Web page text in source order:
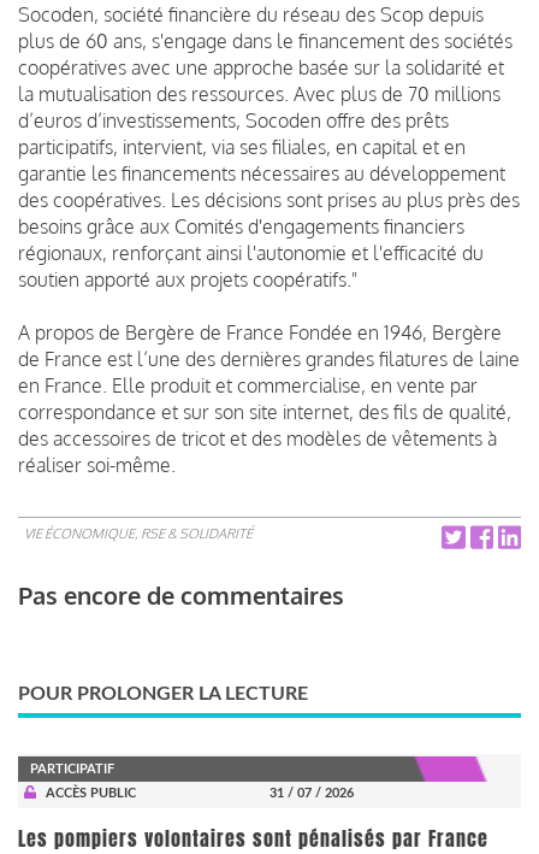
Socoden, société financière du réseau des Scop depuis
plus de 60 ans, s'engage dans le financement des sociétés
coopératives avec une approche basée sur la solidarité et
la mutualisation des ressources. Avec plus de 70 millions
d’euros d’investissements, Socoden offre des prêts
participatifs, intervient, via ses filiales, en capital et en
garantie les financements nécessaires au développement
des coopératives. Les décisions sont prises au plus près des
besoins grâce aux Comités d'engagements financiers
régionaux, renforçant ainsi l'autonomie et l'efficacité du
soutien apporté aux projets coopératifs."
A propos de Bergère de France Fondée en 1946, Bergère
de France est l’une des dernières grandes filatures de laine
en France. Elle produit et commercialise, en vente par
correspondance et sur son site internet, des fils de qualité,
des accessoires de tricot et des modèles de vêtements à
réaliser soi-même.
VIE ÉCONOMIQUE, RSE & SOLIDARITÉ
Pas encore de commentaires
POUR PROLONGER LA LECTURE
PARTICIPATIF
ACCÈS PUBLIC
31 / 07 / 2026
Les pompiers volontaires sont pénalisés par France